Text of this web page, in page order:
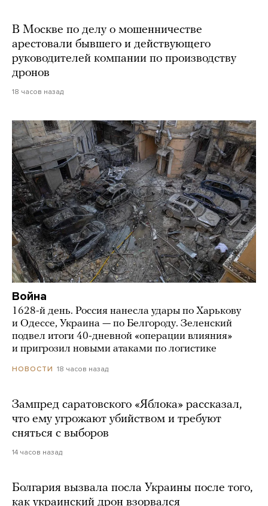
В Москве по делу о мошенничестве
арестовали бывшего и действующего
руководителей компании по производству
дронов
18 часов назад
Война
1628-й день. Россия нанесла удары по Харькову
и Одессе, Украина — по Белгороду. Зеленский
подвел итоги 40-дневной «операции влияния»
и пригрозил новыми атаками по логистике
НОВОСТИ 18 часов назад
Зампред саратовского «Яблока» рассказал,
что ему угрожают убийством и требуют
сняться с выборов
14 часов назад
Болгария вызвала посла Украины после того,
как украинский дрон взорвался